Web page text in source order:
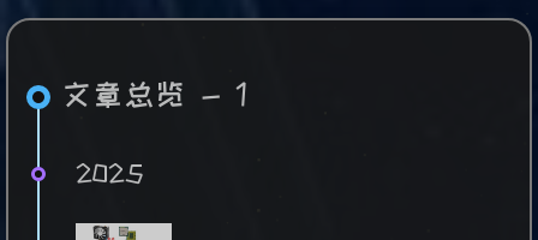
文章总览 - 1
2025